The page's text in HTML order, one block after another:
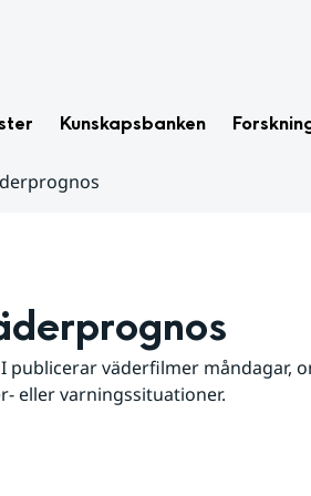
Kunskapsbanken
publicerar väderfilmer måndagar,
eller varningssituationer.